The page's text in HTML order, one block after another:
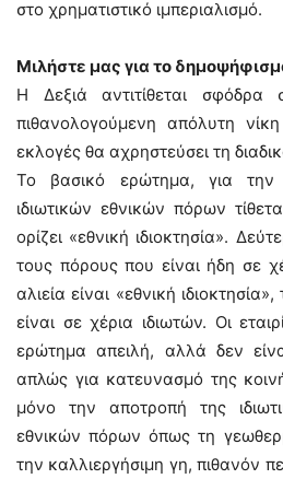
στο χρηματιστικό ιμπεριαλισμό.
Μιλήστε μας για το
Η Δεξιά αντιτίθεται
πιθανολογούμενη απόλυτη
εκλογές θα αχρηστεύσει τη
Το βασικό ερώτημα, για την
ιδιωτικών εθνικών πόρων
ορίζει «εθνική ιδιοκτησία».
τους πόρους που είναι ήδη σε
αλιεία είναι «εθνική
είναι σε χέρια ιδιωτών. Οι
ερώτημα απειλή, αλλά δεν
απλώς για κατευνασμό της
μόνο την αποτροπή της
εθνικών πόρων όπως τη
την καλλιεργήσιμη γη, πιθανόν